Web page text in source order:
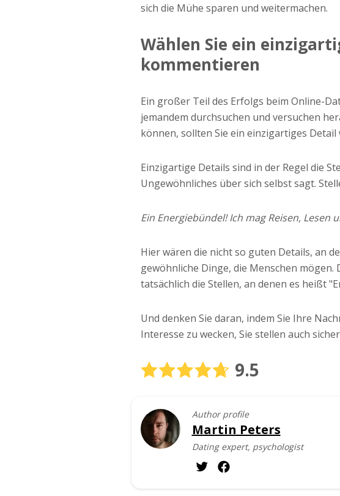
sich die Mühe sparen und weitermachen.
Wählen Sie ein
kommentieren
Ein großer Teil des Erfolgs beim Online-
jemandem durchsuchen und versuchen
können, sollten Sie ein einzigartiges Detail
Einzigartige Details sind in der Regel die
Ungewöhnliches über sich selbst sagt.
Ein Energiebündel! Ich mag Reisen,
Hier wären die nicht so guten Details, an
gewöhnliche Dinge, die Menschen
tatsächlich die Stellen, an denen es heißt
Und denken Sie daran, indem Sie Ihre
Interesse zu wecken, Sie stellen auch
9.5
Author profile
Martin Peters
Dating expert, psychologist